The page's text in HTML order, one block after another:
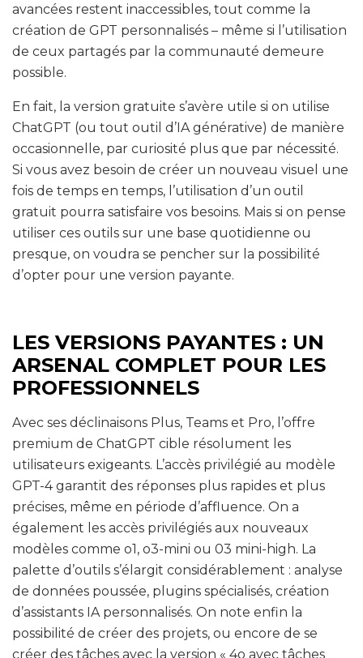
avancées restent inaccessibles, tout comme la
création de GPT personnalisés – même si l’utilisation
de ceux partagés par la communauté demeure
possible.
En fait, la version gratuite s’avère utile si on utilise
ChatGPT (ou tout outil d’IA générative) de manière
occasionnelle, par curiosité plus que par nécessité.
Si vous avez besoin de créer un nouveau visuel une
fois de temps en temps, l’utilisation d’un outil
gratuit pourra satisfaire vos besoins. Mais si on pense
utiliser ces outils sur une base quotidienne ou
presque, on voudra se pencher sur la possibilité
d’opter pour une version payante.
LES VERSIONS PAYANTES : UN
ARSENAL COMPLET POUR LES
PROFESSIONNELS
Avec ses déclinaisons Plus, Teams et Pro, l’offre
premium de ChatGPT cible résolument les
utilisateurs exigeants. L’accès privilégié au modèle
GPT-4 garantit des réponses plus rapides et plus
précises, même en période d’affluence. On a
également les accès privilégiés aux nouveaux
modèles comme o1, o3-mini ou 03 mini-high. La
palette d’outils s’élargit considérablement : analyse
de données poussée, plugins spécialisés, création
d’assistants IA personnalisés. On note enfin la
possibilité de créer des projets, ou encore de se
créer des tâches avec la version « 4o avec tâches